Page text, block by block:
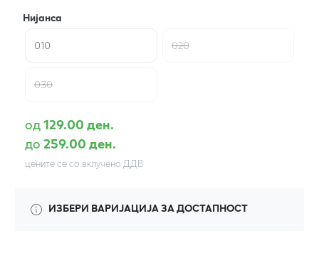
Нијанса
010
020
030
од129.00 ден.
до259.00 ден.
цените се со вклучено ДДВ
ИЗБЕРИ ВАРИЈАЦИЈА ЗА ДОСТАПНОСТ